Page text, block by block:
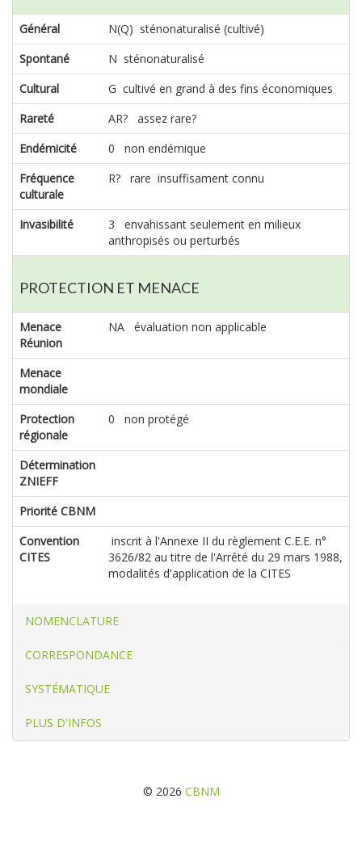
Général
N(Q) sténonaturalisé (cultivé)
Spontané
N sténonaturalisé
Cultural
G cultivé en grand à des fins économiques
Rareté
AR? assez rare?
Endémicité
0 non endémique
Fréquence
culturale
R? rare insuffisament connu
Invasibilité
3 envahissant seulement en milieux
anthropisés ou perturbés
PROTECTION ET MENACE
Menace
Réunion
NA évaluation non applicable
Menace
mondiale
Protection
régionale
0 non protégé
Détermination
ZNIEFF
Priorité CBNM
Convention
CITES
inscrit à l'Annexe II du règlement C.E.E. n°
3626/82 au titre de l'Arrêté du 29 mars 1988,
modalités d'application de la CITES
NOMENCLATURE
CORRESPONDANCE
SYSTÉMATIQUE
PLUS D'INFOS
© 2026 CBNM